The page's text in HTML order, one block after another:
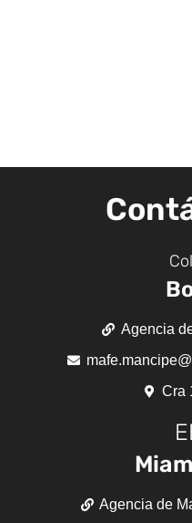
Agencia
Cra
Agencia de